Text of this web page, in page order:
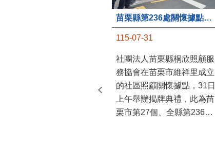
苗栗縣第236處關懷據點在苗栗市維祥里揭牌
115-07-31
社團法人苗栗縣桐欣照顧服
務協會在苗栗市維祥里成立
的社區照顧關懷據點，31日
上午舉辦揭牌典禮，此為苗
栗市第27個、全縣第236處